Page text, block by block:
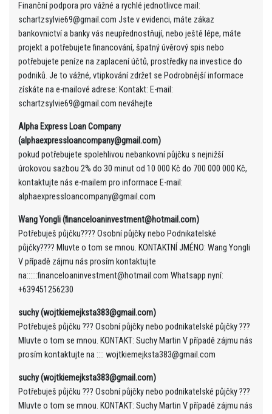
Finanční podpora pro vážné a rychlé jednotlivce mail:
schartzsylvie69@gmail.com Jste v evidenci, máte zákaz
bankovnictví a banky vás neupřednostňují, nebo ještě lépe, máte
projekt a potřebujete financování, špatný úvěrový spis nebo
potřebujete peníze na zaplacení účtů, prostředky na investice do
podniků. Je to vážné, vtipkování zdržet se Podrobnější informace
získáte na e-mailové adrese: Kontakt: E-mail:
schartzsylvie69@gmail.com neváhejte
Alpha Express Loan Company
(alphaexpressloancompany@gmail.com)
pokud potřebujete spolehlivou nebankovní půjčku s nejnižší
úrokovou sazbou 2% do 30 minut od 10 000 Kč do 700 000 000 Kč,
kontaktujte nás e-mailem pro informace E-mail:
alphaexpressloancompany@gmail.com
Wang Yongli (financeloaninvestment@hotmail.com)
Potřebuješ půjčku???? Osobní půjčky nebo Podnikatelské
půjčky???? Mluvte o tom se mnou. KONTAKTNÍ JMÉNO: Wang Yongli
V případě zájmu nás prosím kontaktujte
na::::::financeloaninvestment@hotmail.com Whatsapp nyní:
+639451256230
suchy (wojtkiemejksta383@gmail.com)
Potřebuješ půjčku ??? Osobní půjčky nebo podnikatelské půjčky ???
Mluvte o tom se mnou. KONTAKT: Suchy Martin V případě zájmu nás
prosím kontaktujte na :::: wojtkiemejksta383@gmail.com
suchy (wojtkiemejksta383@gmail.com)
Potřebuješ půjčku ??? Osobní půjčky nebo podnikatelské půjčky ???
Mluvte o tom se mnou. KONTAKT: Suchy Martin V případě zájmu nás